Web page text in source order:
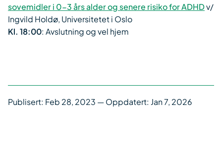
sovemidler i 0-3 års alder og senere risiko for ADHDv/
Ingvild Holdø, Universitetet i Oslo
Kl. 18:00: Avslutning og vel hjem
Publisert: Feb 28, 2023 — Oppdatert: Jan 7, 2026